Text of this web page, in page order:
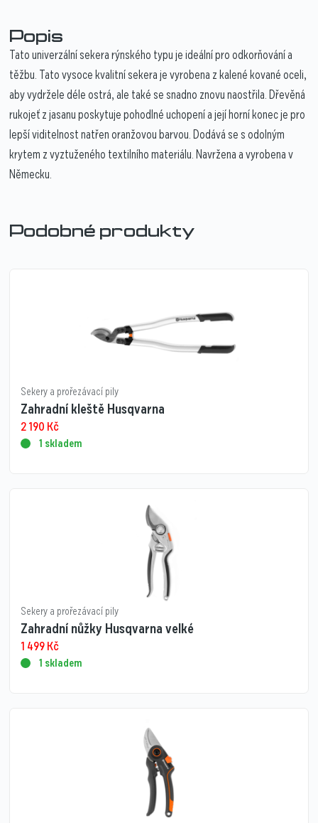
Popis
Tato univerzální sekera rýnského typu je ideální pro odkorňování a
těžbu. Tato vysoce kvalitní sekera je vyrobena z kalené kované oceli,
aby vydržele déle ostrá, ale také se snadno znovu naostřila. Dřevěná
rukojeť z jasanu poskytuje pohodlné uchopení a její horní konec je pro
lepší viditelnost natřen oranžovou barvou. Dodává se s odolným
krytem z vyztuženého textilního materiálu. Navržena a vyrobena v
Německu.
Podobné produkty
Sekery a prořezávací pily
Zahradní kleště Husqvarna
2 190 Kč
1 skladem
Sekery a prořezávací pily
Zahradní nůžky Husqvarna velké
1 499Kč
1 skladem